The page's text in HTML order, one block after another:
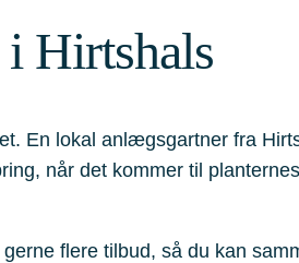
Hirtshals
En lokal anlægsgartner fra
når det kommer til
flere tilbud, så du kan